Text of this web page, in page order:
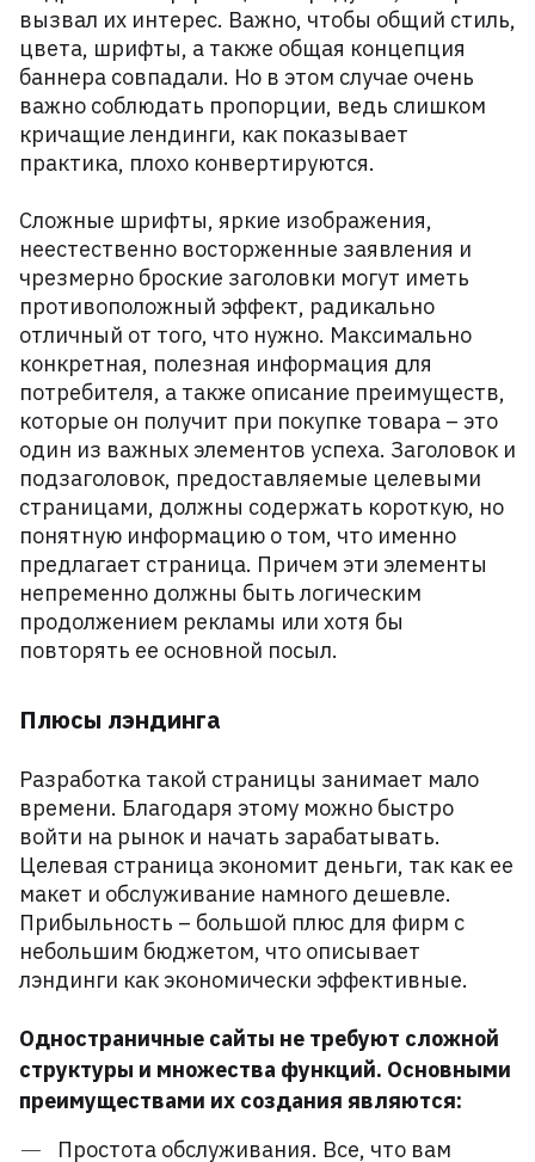
вызвал их интерес. Важно, чтобы общий стиль,
цвета, шрифты, а также общая концепция
баннера совпадали. Но в этом случае очень
важно соблюдать пропорции, ведь слишком
кричащие лендинги, как показывает
практика, плохо конвертируются.
Сложные шрифты, яркие изображения,
неестественно восторженные заявления и
чрезмерно броские заголовки могут иметь
противоположный эффект, радикально
отличный от того, что нужно. Максимально
конкретная, полезная информация для
потребителя, а также описание преимуществ,
которые он получит при покупке товара – это
один из важных элементов успеха. Заголовок и
подзаголовок, предоставляемые целевыми
страницами, должны содержать короткую, но
понятную информацию о том, что именно
предлагает страница. Причем эти элементы
непременно должны быть логическим
продолжением рекламы или хотя бы
повторять ее основной посыл.
Плюсы лэндинга
Разработка такой страницы занимает мало
времени. Благодаря этому можно быстро
войти на рынок и начать зарабатывать.
Целевая страница экономит деньги, так как ее
макет и обслуживание намного дешевле.
Прибыльность – большой плюс для фирм с
небольшим бюджетом, что описывает
лэндинги как экономически эффективные.
Одностраничные сайты не требуют сложной
структуры и множества функций. Основными
преимуществами их создания являются:
Простота обслуживания. Все, что вам